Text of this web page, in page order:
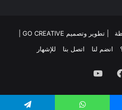
تطوير وتصميم GO CREATIVE
انضم لنا اتصل بنا للإشهار
فيسبوك